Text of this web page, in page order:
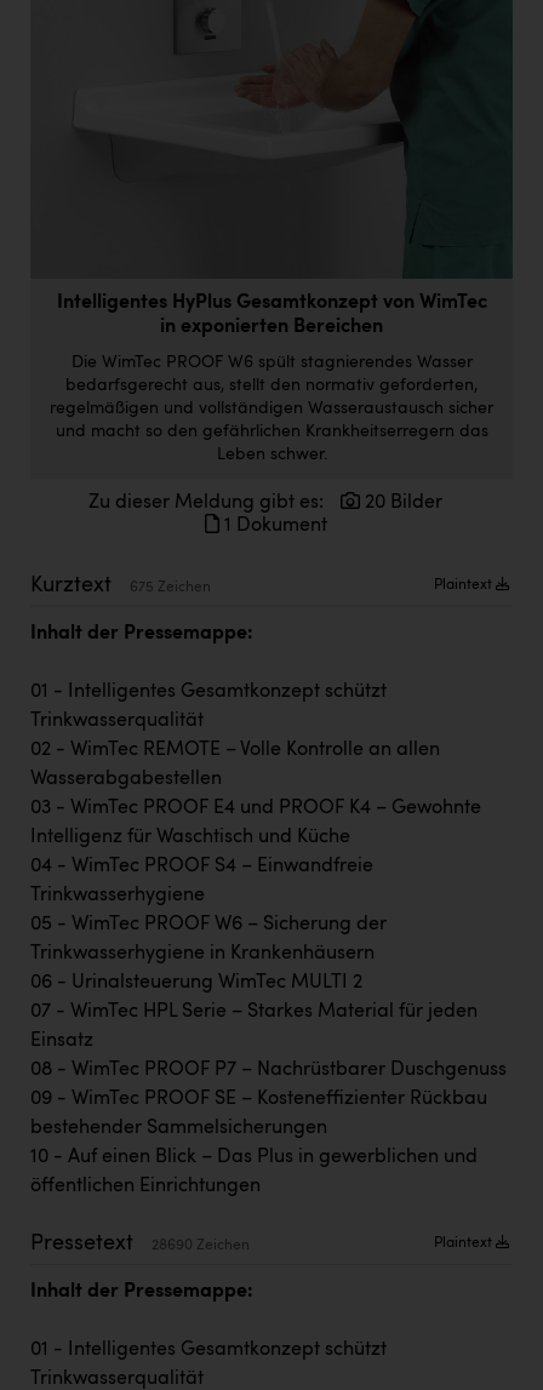
IFE Austria GmbH
INTERSPAR
INTERSPORT Austria
Jane Goodall Institute Austria
KIWI Kinderwunsch Institut Dr. Loimer
KLIPP Frisör
Kleider Bauer
Kremsmüller Anlagenbau GmbH
Maximarkt
Oldtimer Raststationen und Motorhotels
Österreichischer Kachelofenverband
Orlen
Passage Linz
PEZ
REMAX
RE/MAX Welcome
Ruderclub Wels
Intelligentes HyPlus Gesamtkonzept von WimTec
in exponierten Bereichen
Die WimTec PROOF W6 spült stagnierendes Wasser
bedarfsgerecht aus, stellt den normativ geforderten,
regelmäßigen und vollständigen Wasseraustausch sicher
und macht so den gefährlichen Krankheitserregern das
Leben schwer.
Zu dieser Meldung gibt es:
20 Bilder
1 Dokument
Kurztext 675 Zeichen Plaintext
Inhalt der Pressemappe:
01 - Intelligentes Gesamtkonzept schützt
Trinkwasserqualität
02 - WimTec REMOTE – Volle Kontrolle an allen
Wasserabgabestellen
03 - WimTec PROOF E4 und PROOF K4 – Gewohnte
Intelligenz für Waschtisch und Küche
04 - WimTec PROOF S4 – Einwandfreie
Trinkwasserhygiene
05 - WimTec PROOF W6 – Sicherung der
Trinkwasserhygiene in Krankenhäusern
06 - Urinalsteuerung WimTec MULTI 2
07 - WimTec HPL Serie – Starkes Material für jeden
Einsatz
08 - WimTec PROOF P7 – Nachrüstbarer Duschgenuss
09 - WimTec PROOF SE – Kosteneffizienter Rückbau
bestehender Sammelsicherungen
10 - Auf einen Blick – Das Plus in gewerblichen und
öffentlichen Einrichtungen
Pressetext 28690 Zeichen Plaintext
Inhalt der Pressemappe:
01 - Intelligentes Gesamtkonzept schützt
Trinkwasserqualität